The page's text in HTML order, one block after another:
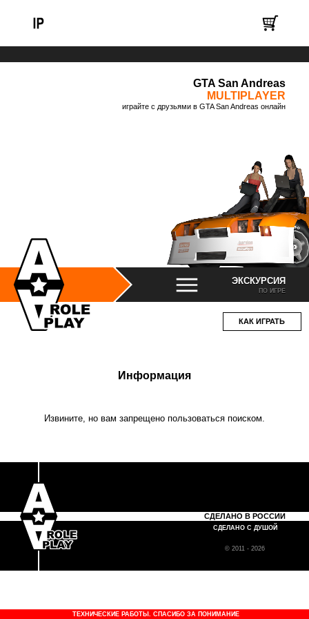
GTA San Andreas
MULTIPLAYER
играйте с друзьями в GTA San Andreas онлайн
ЭКСКУРСИЯ
ПО ИГРЕ
КАК ИГРАТЬ
Информация
Извините, но вам запрещено пользоваться поиском.
СДЕЛАНО В РОССИИ
СДЕЛАНО С ДУШОЙ
© 2011 - 2026
ТЕХНИЧЕСКИЕ РАБОТЫ. СПАСИБО ЗА ПОНИМАНИЕ